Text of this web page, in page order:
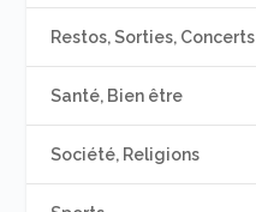
Restos, Sorties, Concerts
Santé, Bien être
Société, Religions